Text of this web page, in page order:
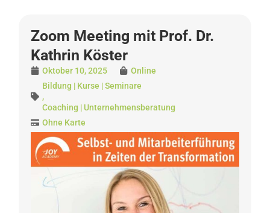
Zoom Meeting mit Prof. Dr.
Kathrin Köster
Oktober 10, 2025
Online
Bildung | Kurse | Seminare
,
Coaching | Unternehmensberatung
Ohne Karte